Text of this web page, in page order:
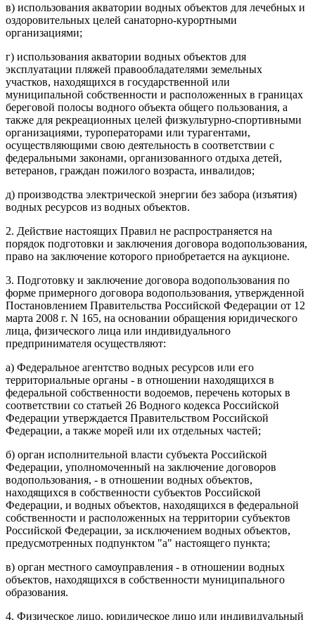
в) использования акватории водных объектов для лечебных и
оздоровительных целей санаторно-курортными
организациями;
г) использования акватории водных объектов для
эксплуатации пляжей правообладателями земельных
участков, находящихся в государственной или
муниципальной собственности и расположенных в границах
береговой полосы водного объекта общего пользования, а
также для рекреационных целей физкультурно-спортивными
организациями, туроператорами или турагентами,
осуществляющими свою деятельность в соответствии с
федеральными законами, организованного отдыха детей,
ветеранов, граждан пожилого возраста, инвалидов;
д) производства электрической энергии без забора (изъятия)
водных ресурсов из водных объектов.
2. Действие настоящих Правил не распространяется на
порядок подготовки и заключения договора водопользования,
право на заключение которого приобретается на аукционе.
3. Подготовку и заключение договора водопользования по
форме примерного договора водопользования, утвержденной
Постановлением Правительства Российской Федерации от 12
марта 2008 г. N 165, на основании обращения юридического
лица, физического лица или индивидуального
предпринимателя осуществляют:
а) Федеральное агентство водных ресурсов или его
территориальные органы - в отношении находящихся в
федеральной собственности водоемов, перечень которых в
соответствии со статьей 26 Водного кодекса Российской
Федерации утверждается Правительством Российской
Федерации, а также морей или их отдельных частей;
б) орган исполнительной власти субъекта Российской
Федерации, уполномоченный на заключение договоров
водопользования, - в отношении водных объектов,
находящихся в собственности субъектов Российской
Федерации, и водных объектов, находящихся в федеральной
собственности и расположенных на территории субъектов
Российской Федерации, за исключением водных объектов,
предусмотренных подпунктом "а" настоящего пункта;
в) орган местного самоуправления - в отношении водных
объектов, находящихся в собственности муниципального
образования.
4. Физическое лицо, юридическое лицо или индивидуальный